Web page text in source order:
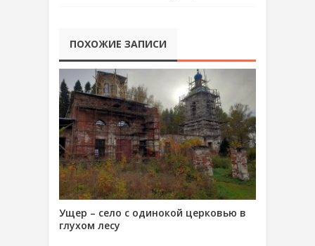
ПОХОЖИЕ ЗАПИСИ
Ущер – село с одинокой церковью в
глухом лесу